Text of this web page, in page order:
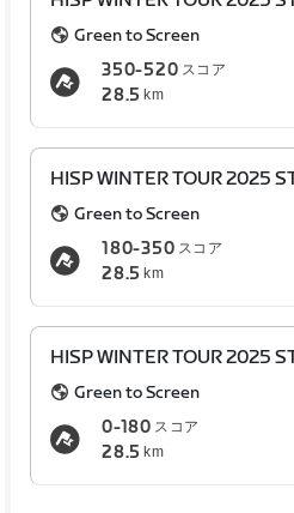
Green to Screen
350-520 スコア
28.5 km
HISP WINTER TOUR 2025
Green to Screen
180-350 スコア
28.5 km
HISP WINTER TOUR 2025
Green to Screen
0-180 スコア
28.5 km